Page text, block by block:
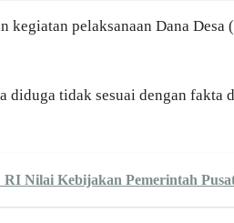
kegiatan pelaksanaan Dana
diduga tidak sesuai dengan fakta
Nilai Kebijakan Pemerintah